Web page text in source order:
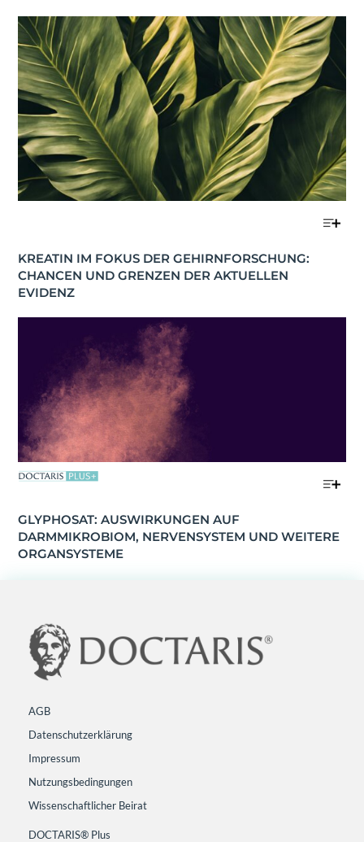
KREATIN IM FOKUS DER GEHIRNFORSCHUNG:
CHANCEN UND GRENZEN DER AKTUELLEN
EVIDENZ
GLYPHOSAT: AUSWIRKUNGEN AUF
DARMMIKROBIOM, NERVENSYSTEM UND WEITERE
ORGANSYSTEME
AGB
Datenschutzerklärung
Impressum
Nutzungsbedingungen
Wissenschaftlicher Beirat
DOCTARIS® Plus